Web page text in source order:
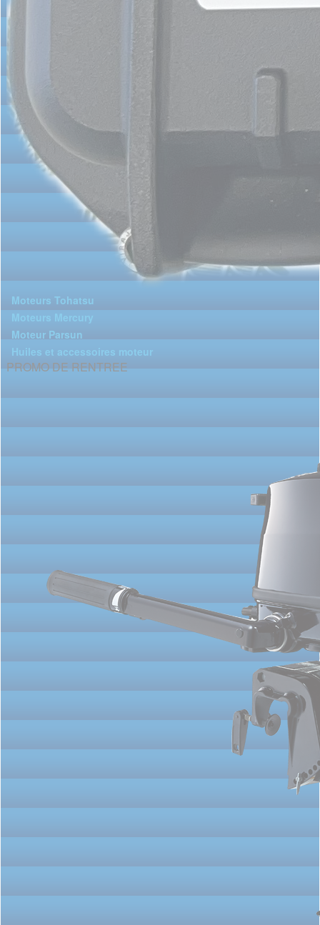
Moteurs Tohatsu
Moteurs Mercury
Moteur Parsun
Huiles et accessoires moteur
PROMO DE RENTREE